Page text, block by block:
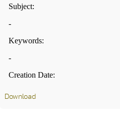
Download